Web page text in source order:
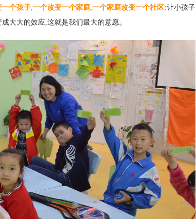
个孩子,一个改变一个家庭,一个家庭改变一个社区;让小孩子
大大的效应,这就是我们最大的意愿。